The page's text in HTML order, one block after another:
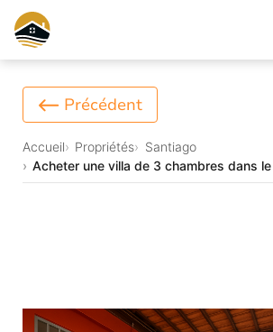
Précédent
Accueil Propriétés
Santiago
Acheter une villa de 3 chambres dans